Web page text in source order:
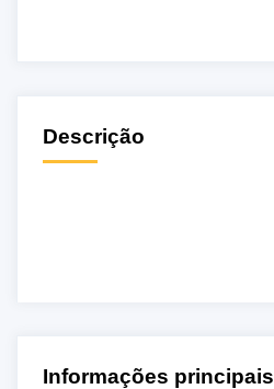
Descrição
Excelente
com armários
Informações principais